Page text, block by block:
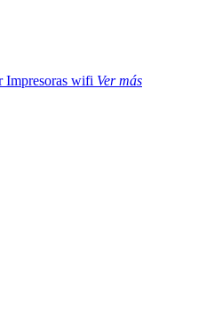
Impresoras wifi Ver más